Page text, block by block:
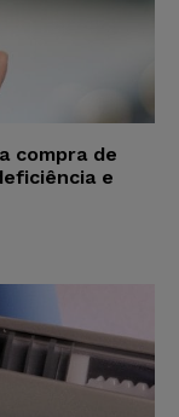
compra de
e